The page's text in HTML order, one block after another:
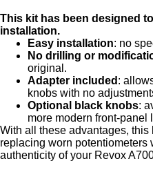
This kit has been designed
installation.
Easy installation: no
No drilling or
original.
Adapter included :
knobs with no
Optional black knobs:
more modern front-panel
With all these advantages, this
replacing worn potentiometers
authenticity of your Revox